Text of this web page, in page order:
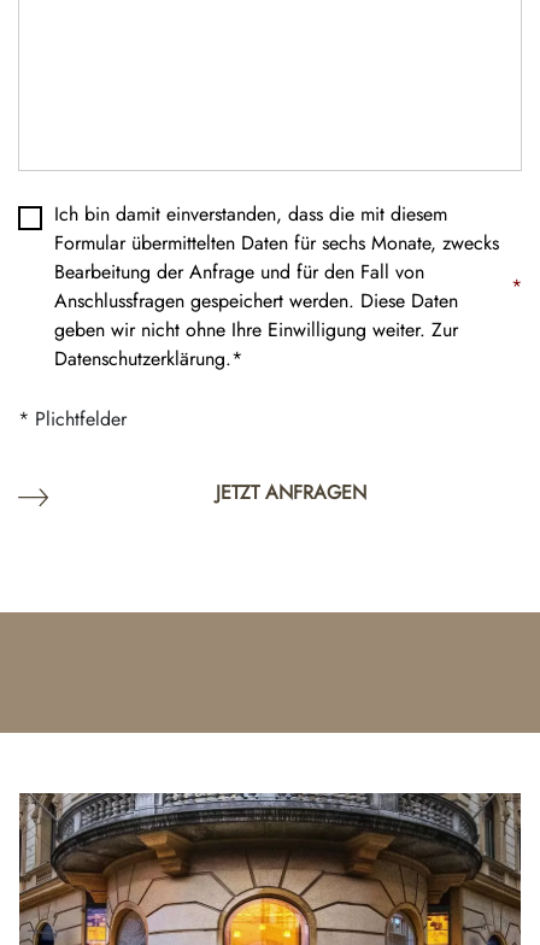
Datenschutz *
Ich bin damit einverstanden, dass die mit diesem
Formular übermittelten Daten für sechs Monate, zwecks
Bearbeitung der Anfrage und für den Fall von
Anschlussfragen gespeichert werden. Diese Daten
geben wir nicht ohne Ihre Einwilligung weiter. Zur
Datenschutzerklärung.*
*
* Plichtfelder